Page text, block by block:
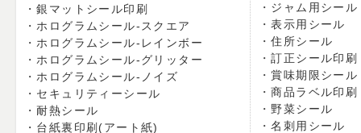
銀マットシール印刷
ホログラムシール-スクエア
ホログラムシール-レインボー
ホログラムシール-グリッター
ホログラムシール-ノイズ
セキュリティーシール
耐熱シール
台紙裏印刷(アート紙)
ジャム用シール
表示用シール
住所シール
訂正シール印刷
賞味期限シール
商品ラベル印刷
野菜シール
名刺用シール